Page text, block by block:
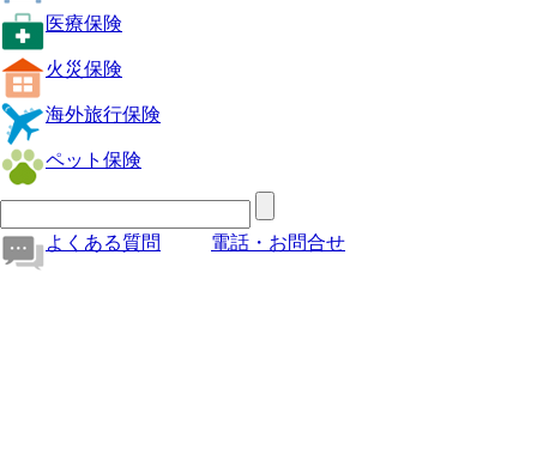
医療保険
火災保険
海外旅行保険
ペット保険
よくある質問 電話・お問合せ